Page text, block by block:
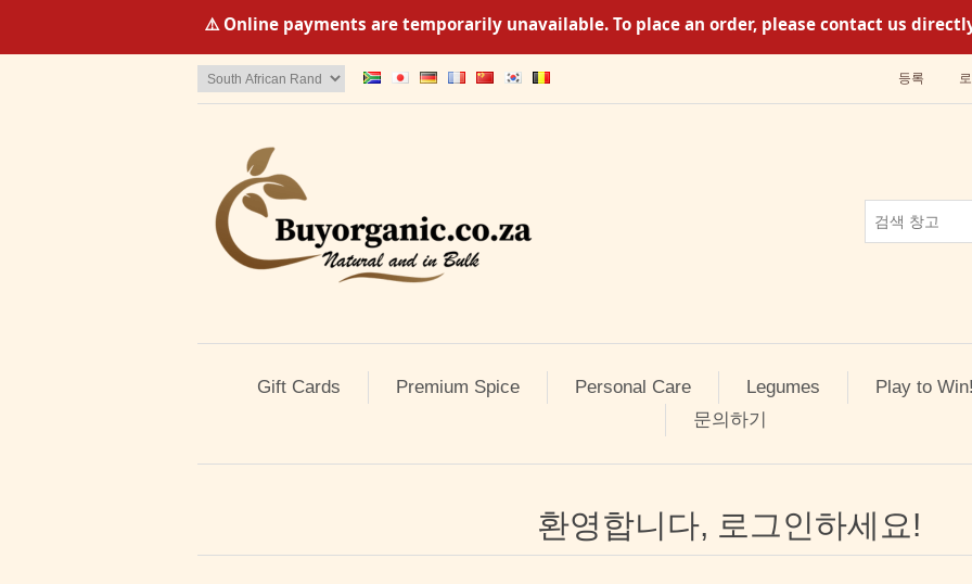
⚠️ Online payments are temporarily unavailable. To place an order, please contact us
등록
Gift Cards Premium Spice Personal Care Legumes
Play to
문의하기
환영합니다, 로그인하세요!